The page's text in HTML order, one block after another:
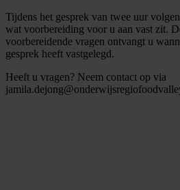
Tijdens het gesprek van twee uur
wat voorbereiding voor u aan vast zit.
voorbereidende vragen ontvangt u
gesprek heeft vastgelegd.
Heeft u vragen? Neem contact op via